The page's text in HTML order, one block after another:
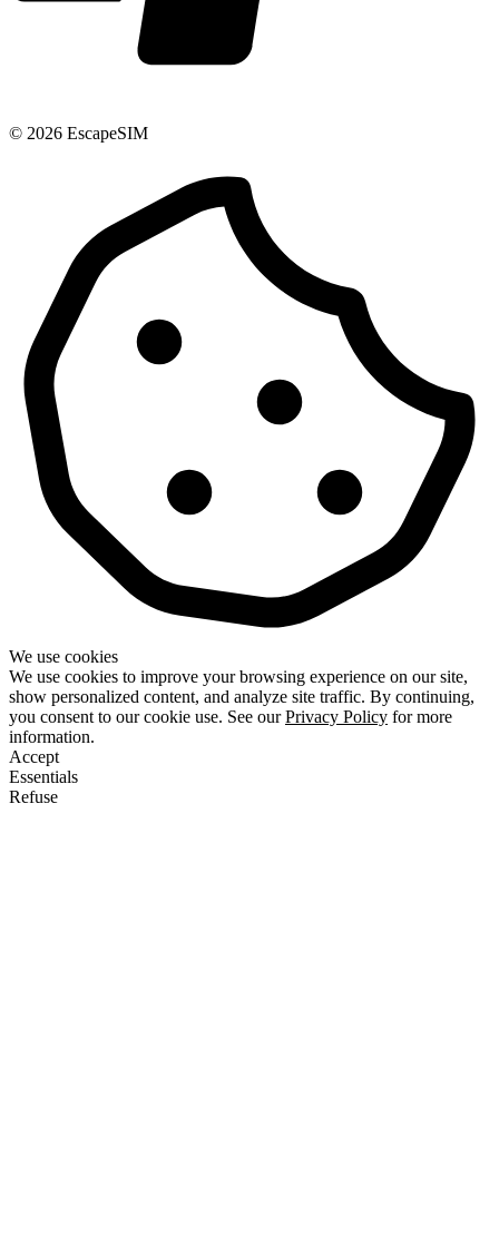
© 2026 EscapeSIM
We use cookies
We use cookies to improve your browsing experience on our site,
show personalized content, and analyze site traffic. By continuing,
you consent to our cookie use. See ourPrivacy Policy for more
information.
Accept
Essentials
Refuse